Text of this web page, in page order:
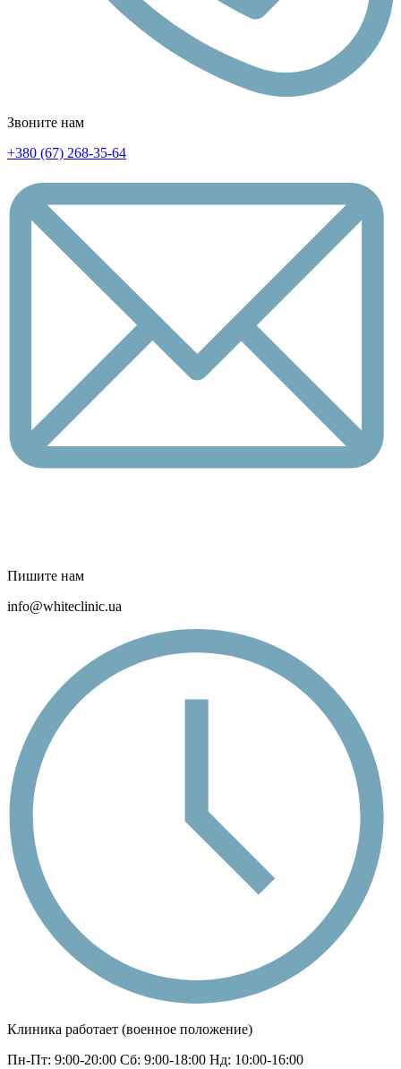
Звоните нам
+380 (67) 268-35-64
Пишите нам
info@whiteclinic.ua
Клиника работает (военное положение)
Пн-Пт: 9:00-20:00 Сб: 9:00-18:00 Нд: 10:00-16:00